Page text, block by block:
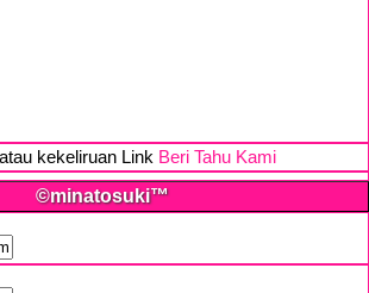
kekeliruan Link Beri Tahu Kami
©minatosuki™